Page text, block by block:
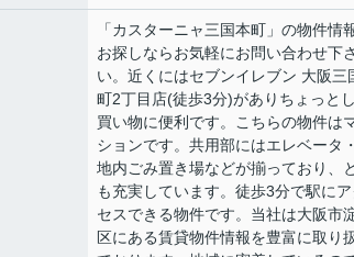
「カスターニャ三国本町」の物件情
お探しならお気軽にお問い合わせ下
い。近くにはセブンイレブン 大阪三
町2丁目店(徒歩3分)がありちょっと
買い物に便利です。こちらの物件は
ションです。共用部にはエレベータ
地内ごみ置き場などが揃っており、
も充実しています。徒歩3分で駅に
セスできる物件です。当社は大阪市
区にある賃貸物件情報を豊富に取り